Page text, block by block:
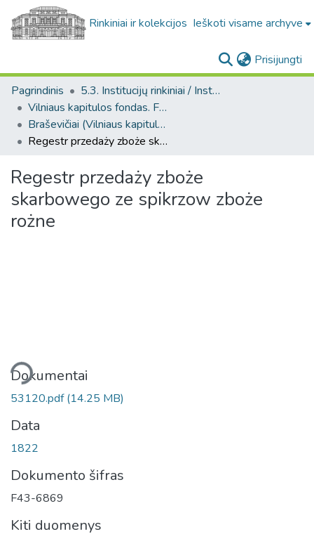
Rinkiniai ir kolekcijos Ieškoti visame archyve
Prisijungti
Pagrindinis
5.3. Institucijų rinkiniai / Institutional collections
Vilniaus kapitulos fondas. F43
Braševičiai (Vilniaus kapitulos fondas. F43. Bažnytinės valdos)
Regestr przedaży zboże skarbowego ze spikrzow zboże rożne
Regestr przedaży zboże
skarbowego ze spikrzow zboże
rożne
Dokumentai
53120.pdf(14.25 MB)
Data
1822
Dokumento šifras
F43-6869
Kiti duomenys